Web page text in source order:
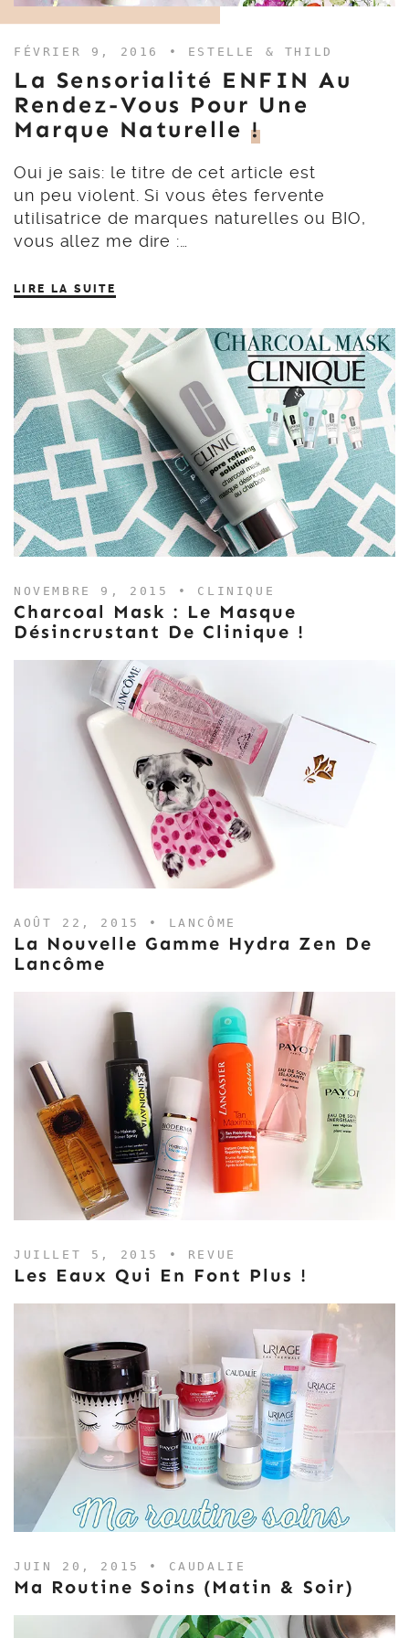
FÉVRIER 9, 2016 • ESTELLE & THILD
La Sensorialité ENFIN Au
Rendez-Vous Pour Une
Marque Naturelle !
Oui je sais: le titre de cet article est
un peu violent. Si vous êtes fervente
utilisatrice de marques naturelles ou BIO,
vous allez me dire :…
LIRE LA SUITE
NOVEMBRE 9, 2015 • CLINIQUE
Charcoal Mask : Le Masque
Désincrustant De Clinique !
AOÛT 22, 2015 • LANCÔME
La Nouvelle Gamme Hydra Zen De
Lancôme
JUILLET 5, 2015 • REVUE
Les Eaux Qui En Font Plus !
JUIN 20, 2015 • CAUDALIE
Ma Routine Soins (matin & Soir)